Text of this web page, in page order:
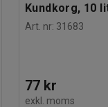
Kundkorg, 10
Art. nr: 31683
77 kr
exkl. moms